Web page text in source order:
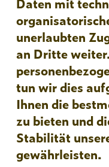
unerlaubten
an Dritte
tun wir dies
Ihnen die
zu bieten und
Stabilität
gewährleisten.